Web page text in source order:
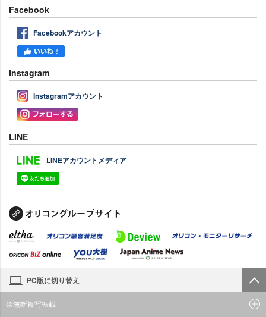
Facebook
Facebookアカウント
Instagram
Instagramアカウント
LINE
LINEアカウントメディア
PC版に切り替え
禁無断複写転載